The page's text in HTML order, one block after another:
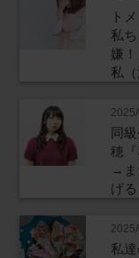
ト
私
嫌
私
同
穂
→ま
げ
私